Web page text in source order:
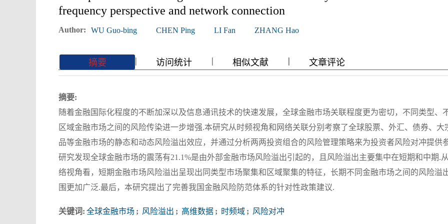
frequency perspective and network connection
Author: WU Guo-bing CHEN Ping LI Fan ZHANG Hao
摘要 || 访问统计 || 相似文献 ||| 文章评论
摘要:
随着金融国际化程度的不断加深以及信息通讯技术的快速发展，全球金融市场关联程度更为密切，不同类型、
区域金融市场之间的风险传染进一步增强.本研究从时频视角和网络关联分别考察了全球股票、外汇、债券、大
品等金融市场的静态和动态风险溢出效应，并通过分析两两投资组合的风险管理策略来为投资者风险对冲提供
研究发现全球金融市场的震荡有21.1%是由外部金融市场风险溢出引起的，且风险溢出主要集中在短期和中期.
络视角看，短期金融市场风险溢出呈现出同类型市场聚集和区域聚集的特征，长期不同金融市场之间的风险溢
围更加广泛.最后，本研究提出了完善我国金融风险防范体系的针对性政策建议.
关键词: 全球金融市场 ; 风险溢出 ; 高维数据 ; 时频域 ; 风险对冲